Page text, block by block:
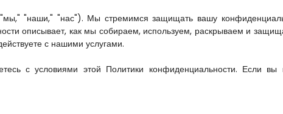
"наши," "нас"). Мы стремимся защищать вашу
описывает, как мы собираем, используем, раскрываем и
с нашими услугами.
с условиями этой Политики конфиденциальности. Если